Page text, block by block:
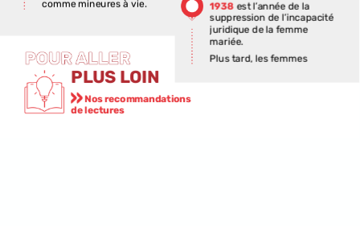
Nosrecommandations
delectures
PLUS LOIN
comme mineures à vie.
établissements religieux.
Mais grâce à la création,
les femmes deviennent
artistes
et s’émancipent
àtravers la peinture, la
musique, l’écriture…
1938 est l’année de la
suppression de l’incapacité
juridique de la femme
mariée.
Plus tard, lesfemmes